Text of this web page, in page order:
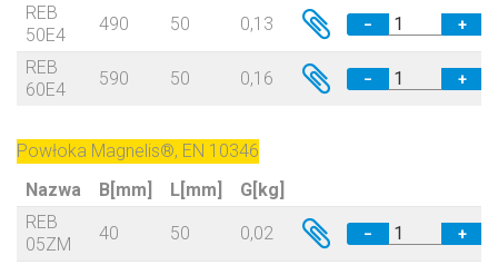
REB
50E4
490 50 0,13 − +
REB
60E4
590 50 0,16 − +
Powłoka Magnelis®, EN 10346
Nazwa
B[mm] L[mm]
G[kg]
REB
05ZM
40 50 0,02 − +